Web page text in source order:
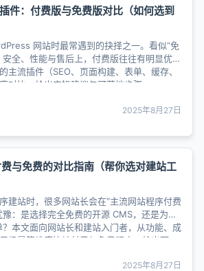
件：付费版与免费版对比（如何选到
网站时最常遇到的抉择之一。看似“免
安全、性能与售后上，付费版往往有明显优
主流插件（SEO、页面构建、表单、缓存、
对比，给出实操建议与可落地步骤，......
2025年8月27日
与免费的对比指南（帮你选对建站工
建站时，很多网站长会在“主流网站程序付费
：是选择完全免费的开源 CMS，还是为付
本文面向网站长和建站入门者，从功能、成
场景等维度比较付费与免费程序，给出可
2025年8月27日